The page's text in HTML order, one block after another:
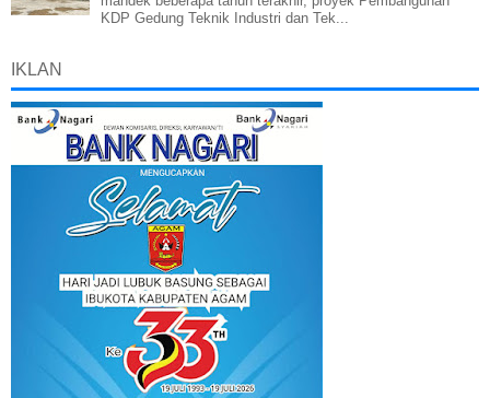
KDP Gedung Teknik Industri dan Tek...
IKLAN